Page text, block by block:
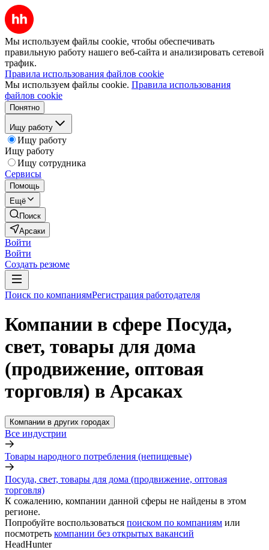
Мы используем файлы cookie, чтобы обеспечивать
правильную работу нашего веб-сайта и анализировать сетевой
трафик.
Правила использования файлов cookie
Мы используем файлы cookie. Правила использования
файлов cookie
Понятно
Ищу работу
Ищу работу
Ищу работу
Ищу сотрудника
Сервисы
Помощь
Ещё
Поиск
Арсаки
Войти
Войти
Создать резюме
Поиск по компаниямРегистрация работодателя
Компании в сфере Посуда,
свет, товары для дома
(продвижение, оптовая
торговля) в Арсаках
Компании в других городах
Все индустрии
Товары народного потребления (непищевые)
Посуда, свет, товары для дома (продвижение, оптовая
торговля)
К сожалению, компании данной сферы не найдены в этом
регионе.
Попробуйте воспользоваться поиском по компаниям или
посмотреть компании без открытых вакансий
HeadHunter